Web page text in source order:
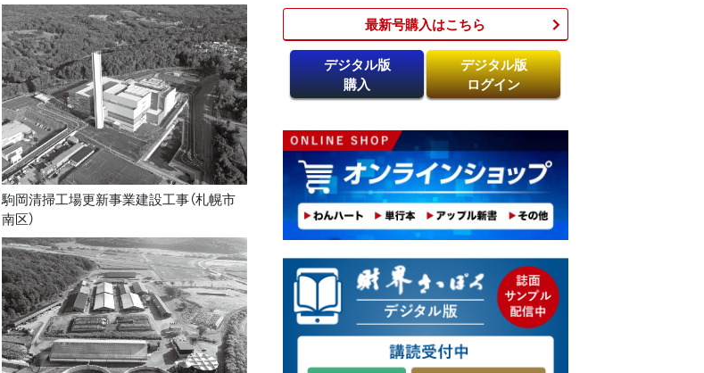
駒岡清掃工場更新事業建設工事（札幌市
南区）
最新号購入はこちら​
デジタル版
購入
デジタル版
ログイン